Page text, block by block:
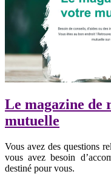
Le magazine de
mutuelle
Vous avez des questions
vous avez besoin
destiné pour vous.